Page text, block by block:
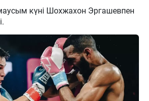
күні Шохжахон Эргашевпен